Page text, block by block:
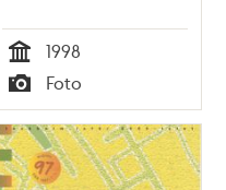
Tid
1998
Typ
Foto